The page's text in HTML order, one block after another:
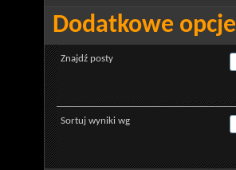
Dodatkowe opcje
Znajdź posty
Sortuj wyniki wg